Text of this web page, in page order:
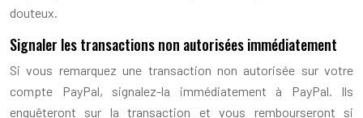
douteux.
Signaler les transactions non autorisées immédiatement
Si vous remarquez une transaction non autorisée sur votre
compte PayPal, signalez-la immédiatement à PayPal. Ils
enquêteront sur la transaction et vous rembourseront si